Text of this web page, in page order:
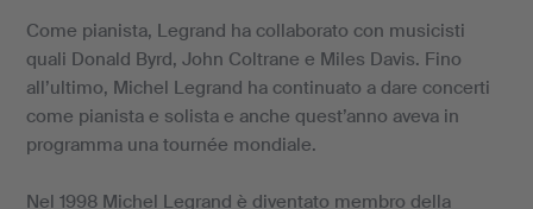
Come pianista, Legrand ha collaborato con musicisti
quali Donald Byrd, John Coltrane e Miles Davis. Fino
all’ultimo, Michel Legrand ha continuato a dare concerti
come pianista e solista e anche quest’anno aveva in
programma una tournée mondiale.
Nel 1998 Michel Legrand è diventato membro della